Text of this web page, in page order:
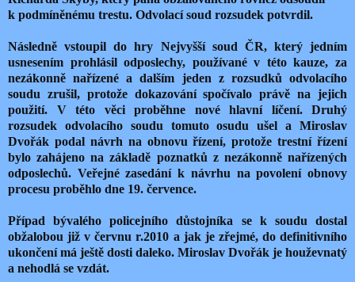
k podmíněnému trestu. Odvolací soud rozsudek potvrdil.
Následně vstoupil do hry Nejvyšší soud ČR, který jedním
usnesením prohlásil odposlechy, používané v této kauze, za
nezákonně nařízené a dalším jeden z rozsudků odvolacího
soudu zrušil, protože dokazování spočívalo právě na jejich
použití. V této věci proběhne nové hlavní líčení. Druhý
rozsudek odvolacího soudu tomuto osudu ušel a Miroslav
Dvořák podal návrh na obnovu řízení, protože trestní řízení
bylo zahájeno na základě poznatků z nezákonně nařízených
odposlechů. Veřejné zasedání k návrhu na povolení obnovy
procesu proběhlo dne 19. července.
Případ bývalého policejního důstojníka se k soudu dostal
obžalobou již v červnu r.2010 a jak je zřejmé, do definitivního
ukončení má ještě dosti daleko. Miroslav Dvořák je houževnatý
a nehodlá se vzdát.